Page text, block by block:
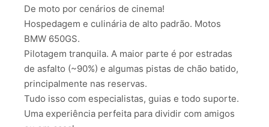
De moto por cenários de cinema!
Hospedagem e culinária de alto padrão. Motos
BMW 650GS.
Pilotagem tranquila. A maior parte é por estradas
de asfalto (~90%) e algumas pistas de chão batido,
principalmente nas reservas.
Tudo isso com especialistas, guias e todo suporte.
Uma experiência perfeita para dividir com amigos